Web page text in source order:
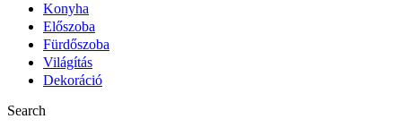
Konyha
Előszoba
Fürdőszoba
Világítás
Dekoráció
Search